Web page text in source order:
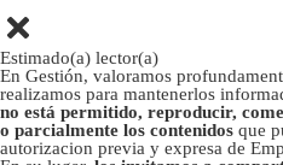
Estimado(a) lector(a)
En Gestión, valoramos
realizamos para mantenerlos
no está permitido, reproducir,
o parcialmente los contenidos que
autorizacion previa y expresa de